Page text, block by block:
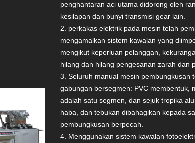
penghantaran aci utama didorong oleh
kesilapan dan bunyi transmisi gear lain.
2. perkakas elektrik pada mesin telah
mengamalkan sistem kawalan yang
mengikut keperluan pelanggan,
hilang dan hilang pengesanan zarah dan
3. Seluruh manual mesin pembungkusan
gabungan bersegmen: PVC membentuk,
adalah satu segmen, dan sejuk tropika
haba, dan tebukan dibahagikan kepada
pembungkusan berpecah.
4. Menggunakan sistem kawalan